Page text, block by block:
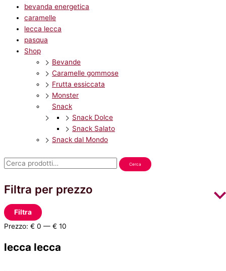
bevanda energetica
caramelle
lecca lecca
pasqua
Shop
Bevande
Caramelle gommose
Frutta essiccata
Monster
Snack
Snack Dolce
Snack Salato
Snack dal Mondo
Cerca
Filtra per prezzo
Filtra
Prezzo: € 0 — € 10
lecca lecca